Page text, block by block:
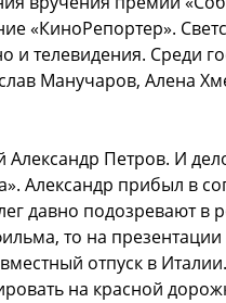
«КиноРепортер».
и телевидения. Среди
Манучаров, Алена
Петров. И
Александр прибыл в
давно подозревают в
то на презентации
отпуск в
на красной